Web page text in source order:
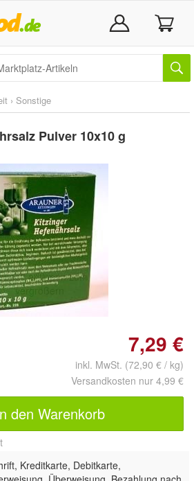
› Sonstige
Pulver 10x10 g
antippen zum
vergrößern
7,29 €
inkl. MwSt. (72,90 € / kg)
Versandkosten nur 4,99 €
den Warenkorb
Kreditkarte, Debitkarte,